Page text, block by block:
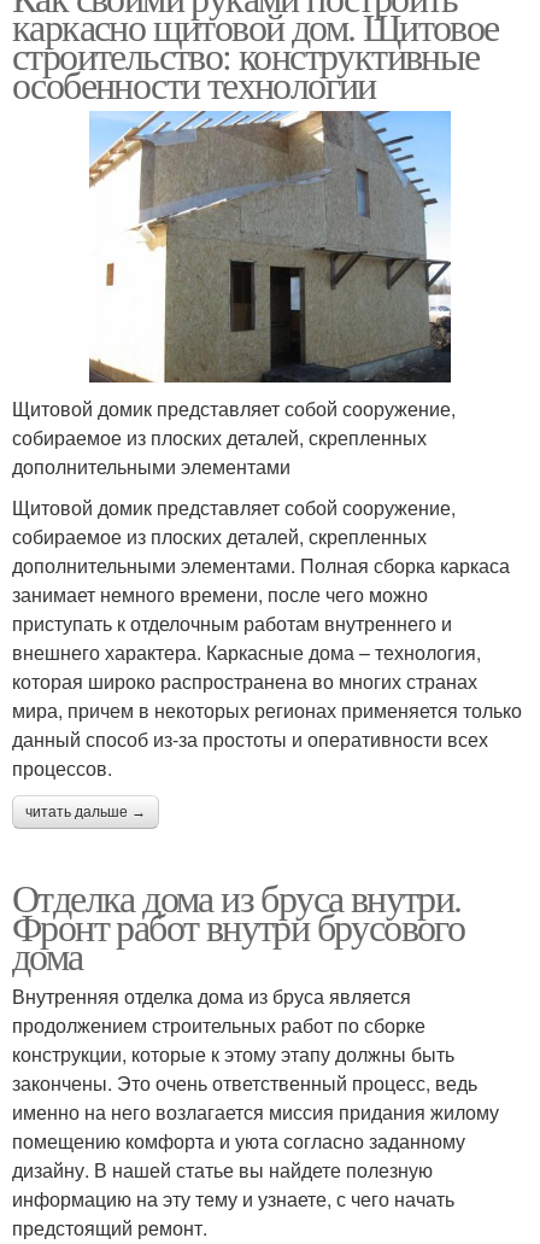
каркасно щитовой дом. Щитовое
строительство: конструктивные
особенности технологии
Щитовой домик представляет собой сооружение,
собираемое из плоских деталей, скрепленных
дополнительными элементами
Щитовой домик представляет собой сооружение,
собираемое из плоских деталей, скрепленных
дополнительными элементами. Полная сборка каркаса
занимает немного времени, после чего можно
приступать к отделочным работам внутреннего и
внешнего характера. Каркасные дома – технология,
которая широко распространена во многих странах
мира, причем в некоторых регионах применяется только
данный способ из-за простоты и оперативности всех
процессов.
читать дальше →
Отделка дома из бруса внутри.
Фронт работ внутри брусового
дома
Внутренняя отделка дома из бруса является
продолжением строительных работ по сборке
конструкции, которые к этому этапу должны быть
закончены. Это очень ответственный процесс, ведь
именно на него возлагается миссия придания жилому
помещению комфорта и уюта согласно заданному
дизайну. В нашей статье вы найдете полезную
информацию на эту тему и узнаете, с чего начать
предстоящий ремонт.